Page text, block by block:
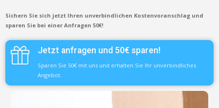
Sichern Sie sich jetzt Ihren unverbindlichen Kostenvoranschlag und
sparen Sie bei einer Anfragen 50€!
Jetzt anfragen und 50€ sparen!
Sparen Sie 50€ mit uns und erhalten Sie Ihr unverbindliches
Angebot.